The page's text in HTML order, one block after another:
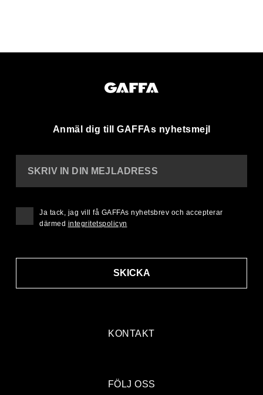
Anmäl dig till GAFFAs nyhetsmejl
KONTAKT
SKRIV IN DIN MEJLADRESS
SKICKA
Ja tack, jag vill få GAFFAs nyhetsbrev och accepterar
därmed integritetspolicyn
FÖLJ OSS